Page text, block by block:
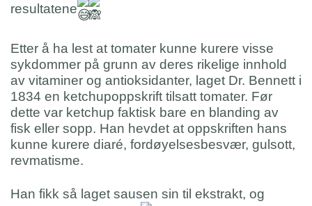
resultatene
Etter å ha lest at tomater kunne kurere visse
sykdommer på grunn av deres rikelige innhold
av vitaminer og antioksidanter, laget Dr. Bennett i
1834 en ketchupoppskrift tilsatt tomater. Før
dette var ketchup faktisk bare en blanding av
fisk eller sopp. Han hevdet at oppskriften hans
kunne kurere diaré, fordøyelsesbesvær, gulsott,
revmatisme.
Han fikk så laget sausen sin til ekstrakt, og